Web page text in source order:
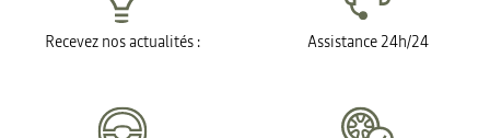
Recevez nos actualités : Assistance 24h/24